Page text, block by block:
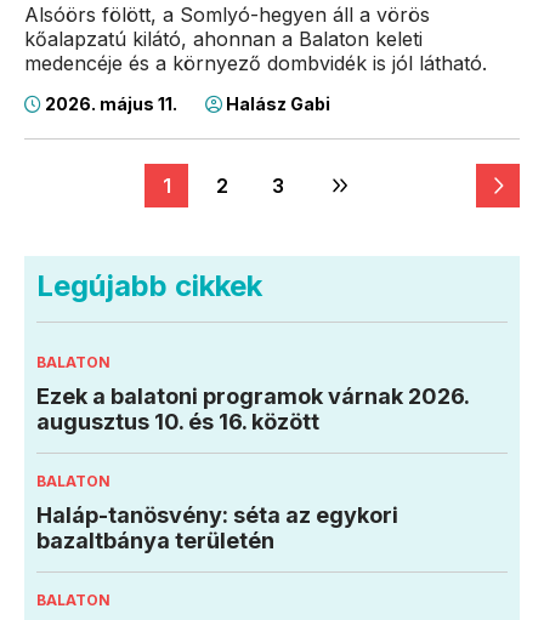
Alsóörs fölött, a Somlyó-hegyen áll a vörös
kőalapzatú kilátó, ahonnan a Balaton keleti
medencéje és a környező dombvidék is jól látható.
2026. május 11. Halász Gabi
1 2 3
Legújabb cikkek
BALATON
Ezek a balatoni programok várnak 2026.
augusztus 10. és 16. között
BALATON
Haláp-tanösvény: séta az egykori
bazaltbánya területén
BALATON